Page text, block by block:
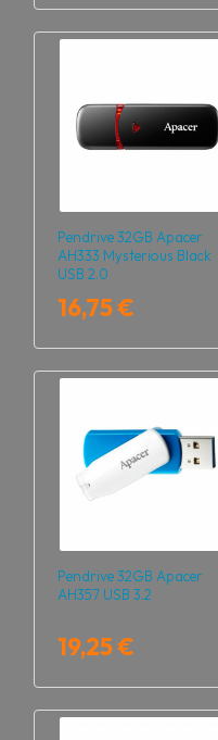
Pendrive 32GB Apacer
AH333 Mysterious Black
USB 2.0
16,75 €
Pendrive 32GB Apacer
AH357 USB 3.2
19,25 €